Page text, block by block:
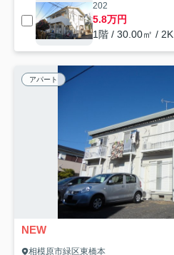
202
5.8万円
1階 / 30.00㎡ / 2K
アパート
NEW
相模原市緑区東橋本